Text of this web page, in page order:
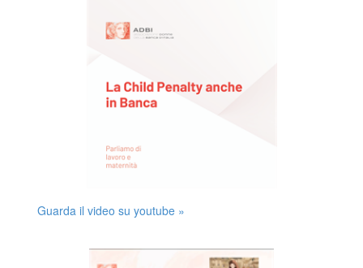
Guarda il video su youtube »